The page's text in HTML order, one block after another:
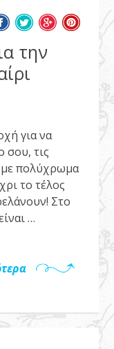
την
για να
σου, τις
με πολύχρωμα
το τέλος
Στο
…